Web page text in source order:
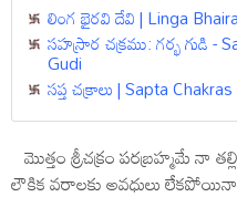
లింగ భైరవి దేవి | Linga
సహస్రార చక్రము: గర్భ గుడి -
Gudi
సప్త చక్రాలు | Sapta Chakras
మొత్తం శ్రీచక్రం పరబ్రహ్మమే నా
లౌకిక వరాలకు అవధులు